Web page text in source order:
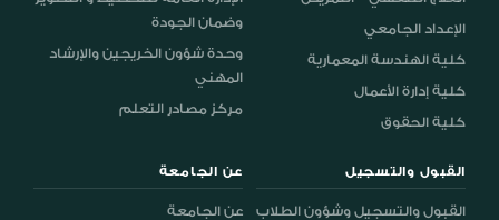
الإعداد الجامعي
كلية الهندسة المعمارية
كلية إدارة الأعمال
كلية الحقوق
وضمان الجودة
وحدة شؤون الخريجين والإرشاد
المهني
مركز مصادر التعلم
القبول والتسجيل
القبول والتسجيل وشؤون الطلاب
عن الجامعة
عن الجامعة